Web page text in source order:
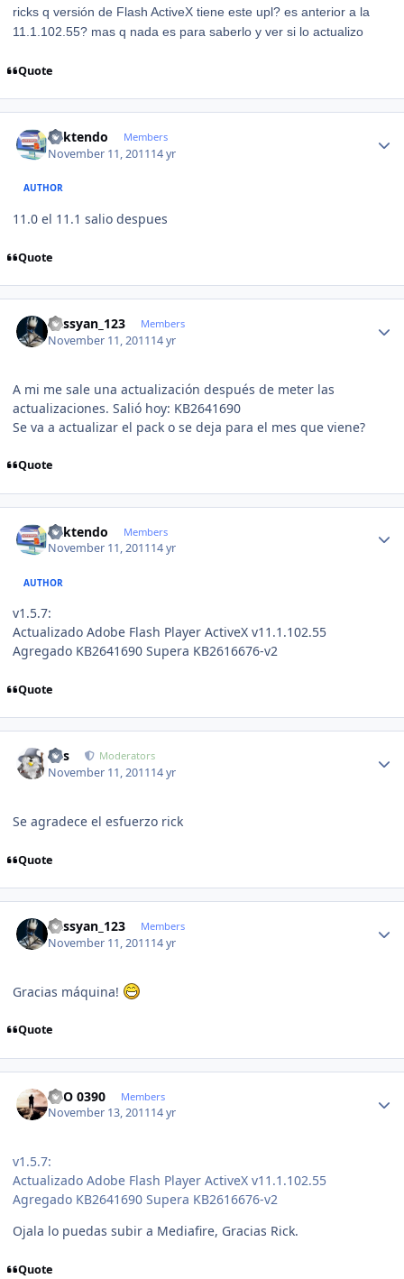
ricks q versión de Flash ActiveX tiene este upl? es anterior a la
11.1.102.55? mas q nada es para saberlo y ver si lo actualizo
Quote
ricktendo Members
November 11, 201114 yr
AUTHOR
11.0 el 11.1 salio despues
Quote
kassyan_123 Members
November 11, 201114 yr
A mi me sale una actualización después de meter las
actualizaciones. Salió hoy: KB2641690
Se va a actualizar el pack o se deja para el mes que viene?
Quote
ricktendo Members
November 11, 201114 yr
AUTHOR
v1.5.7:
Actualizado Adobe Flash Player ActiveX v11.1.102.55
Agregado KB2641690 Supera KB2616676-v2
Quote
luis Moderators
November 11, 201114 yr
Se agradece el esfuerzo rick
Quote
kassyan_123 Members
November 11, 201114 yr
Gracias máquina!
Quote
FCO 0390 Members
November 13, 201114 yr
v1.5.7:
Actualizado Adobe Flash Player ActiveX v11.1.102.55
Agregado KB2641690 Supera KB2616676-v2
Ojala lo puedas subir a Mediafire, Gracias Rick.
Quote